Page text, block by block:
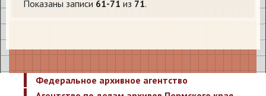
Показаны записи 61-71 из 71.
Федеральное архивное агентство